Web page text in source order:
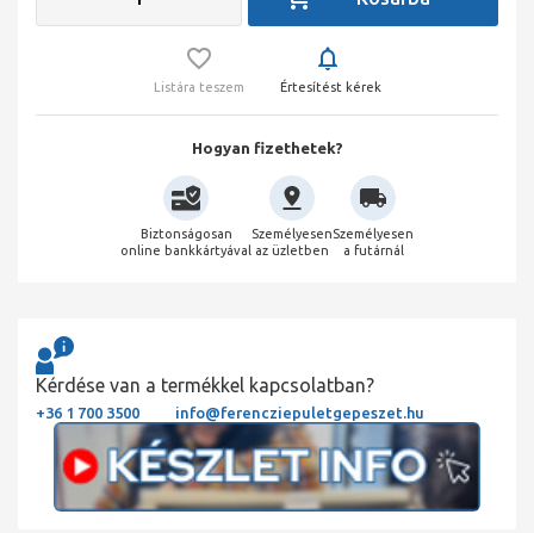
Listára teszem Értesítést kérek
Hogyan fizethetek?
Biztonságosan
online bankkártyával
Személyesen
az üzletben
Személyesen
a futárnál
Kérdése van a termékkel kapcsolatban?
+36 1 700 3500 info@ferencziepuletgepeszet.hu